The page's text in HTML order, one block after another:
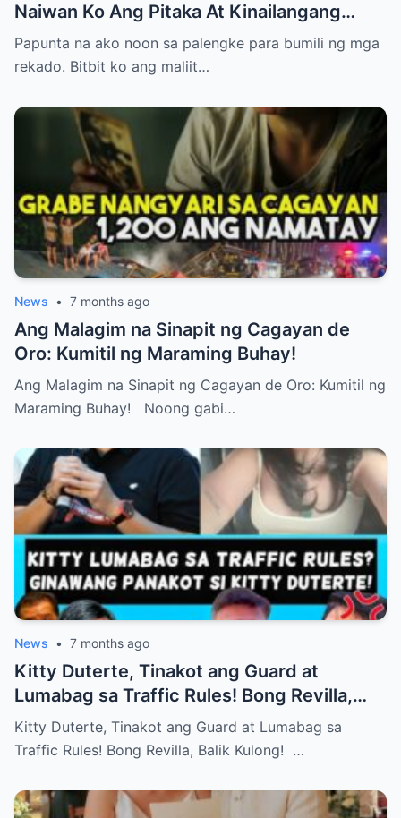
Naiwan Ko Ang Pitaka At Kinailangang
Umuwi, Pero…
Papunta na ako noon sa palengke para bumili ng mga
rekado. Bitbit ko ang maliit…
News • 7 months ago
Ang Malagim na Sinapit ng Cagayan de
Oro: Kumitil ng Maraming Buhay!
Ang Malagim na Sinapit ng Cagayan de Oro: Kumitil ng
Maraming Buhay! Noong gabi…
News • 7 months ago
Kitty Duterte, Tinakot ang Guard at
Lumabag sa Traffic Rules! Bong Revilla,
Balik Kulong!
Kitty Duterte, Tinakot ang Guard at Lumabag sa
Traffic Rules! Bong Revilla, Balik Kulong! …